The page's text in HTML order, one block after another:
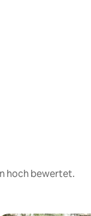
hoch bewertet.